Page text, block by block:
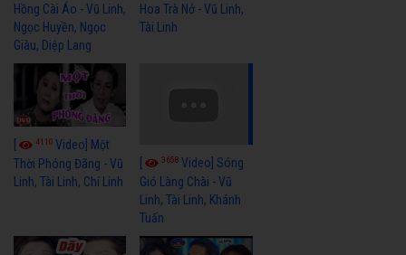
Hồng Cài Áo - Vũ Linh,
Ngọc Huyền, Ngọc
Giàu, Diệp Lang
Hoa Trà Nở - Vũ Linh,
Tài Linh
4110 Video] Một
Thời Phóng Đãng - Vũ
Linh, Tài Linh, Chí Linh
3658Video] Sóng
Gió Làng Chài - Vũ
Linh, Tài Linh, Khánh
Tuấn